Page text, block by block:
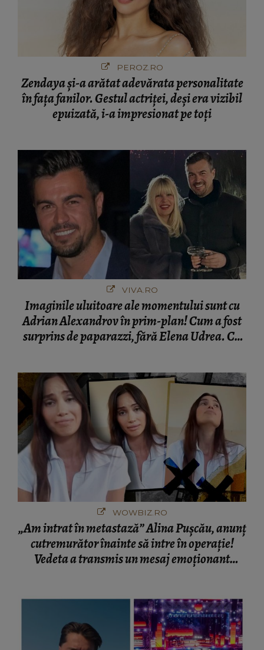
PEROZ.RO
Zendaya și-a arătat adevărata personalitate
în fața fanilor. Gestul actriței, deși era vizibil
epuizată, i-a impresionat pe toți
VIVA.RO
Imaginile uluitoare ale momentului sunt cu
Adrian Alexandrov în prim-plan! Cum a fost
surprins de paparazzi, fără Elena Udrea. Cu
WOWBIZ.RO
„Am intrat în metastază” Alina Pușcău, anunț
cutremurător înainte să intre în operație!
Vedeta a transmis un mesaj emoționant